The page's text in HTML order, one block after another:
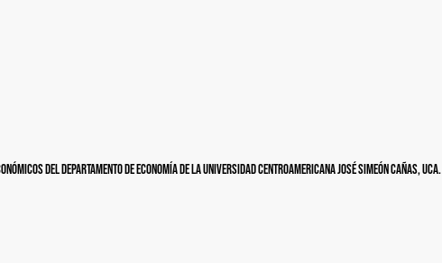
del Departamento de Economía de la Universidad Centroamericana José Simeón Cañas, UCA.